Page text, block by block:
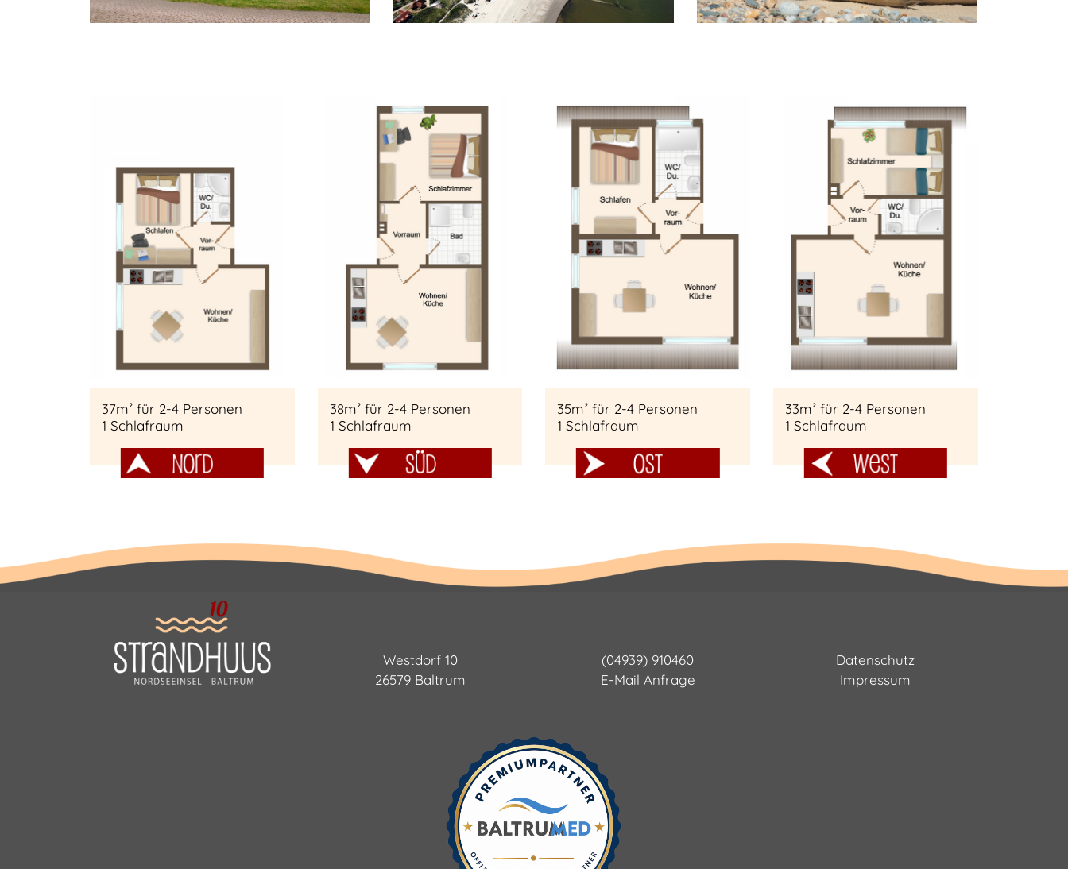
37m² für 2-4 Personen
1 Schlafraum
38m² für 2-4 Personen
1 Schlafraum
35m² für 2-4 Personen
1 Schlafraum
33m² für 2-4 Personen
1 Schlafraum
Westdorf 10
26579 Baltrum
(04939) 910460
E-Mail Anfrage
Datenschutz
Impressum